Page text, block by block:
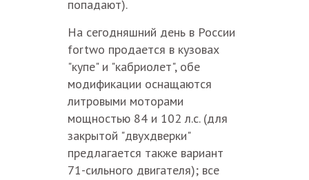
попадают).
На сегодняшний день в России
fortwo продается в кузовах
"купе" и "кабриолет", обе
модификации оснащаются
литровыми моторами
мощностью 84 и 102 л.с. (для
закрытой "двухдверки"
предлагается также вариант
71-сильного двигателя); все